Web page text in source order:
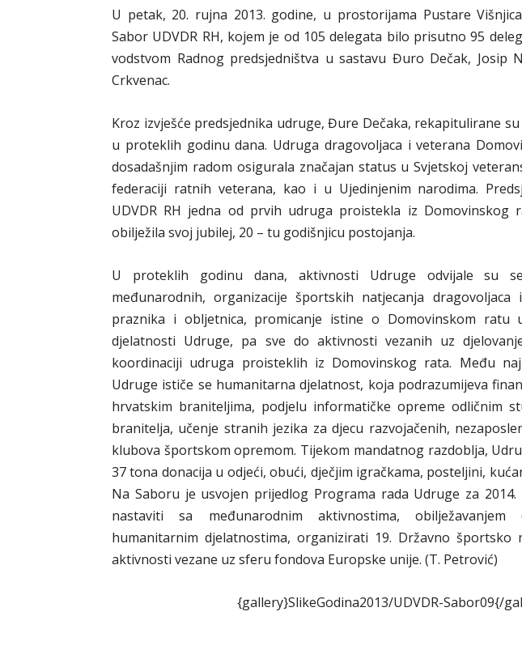
U petak, 20. rujna 2013. godine, u prostorijama Pustare
Sabor UDVDR RH, kojem je od 105 delegata bilo prisutno 95
vodstvom Radnog predsjedništva u sastavu Đuro Dečak, Josip
Crkvenac.
Kroz izvješće predsjednika udruge, Đure Dečaka, rekapitulirane
u proteklih godinu dana. Udruga dragovoljaca i veterana
dosadašnjim radom osigurala značajan status u Svjetskoj
federaciji ratnih veterana, kao i u Ujedinjenim narodima.
UDVDR RH jedna od prvih udruga proistekla iz Domovinskog
obilježila svoj jubilej, 20 – tu godišnjicu postojanja.
U proteklih godinu dana, aktivnosti Udruge odvijale su
međunarodnih, organizacije športskih natjecanja dragovoljaca
praznika i obljetnica, promicanje istine o Domovinskom ratu
djelatnosti Udruge, pa sve do aktivnosti vezanih uz
koordinaciji udruga proisteklih iz Domovinskog rata. Među
Udruge ističe se humanitarna djelatnost, koja podrazumijeva
hrvatskim braniteljima, podjelu informatičke opreme odličnim
branitelja, učenje stranih jezika za djecu razvojačenih,
klubova športskom opremom. Tijekom mandatnog razdoblja,
37 tona donacija u odjeći, obući, dječjim igračkama, posteljini,
Na Saboru je usvojen prijedlog Programa rada Udruge za
nastaviti sa međunarodnim aktivnostima,
humanitarnim djelatnostima, organizirati 19. Državno športsko
aktivnosti vezane uz sferu fondova Europske unije. (T. Petrović)
{gallery}SlikeGodina2013/UDVDR-Sabor09{/